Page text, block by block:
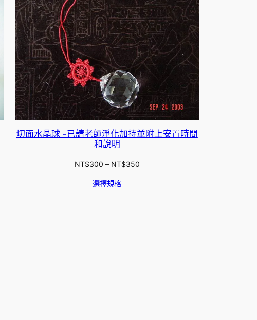
切面水晶球 -已請老師淨化加持並附上安置時間
和說明
NT$300 – NT$350價
選擇規格